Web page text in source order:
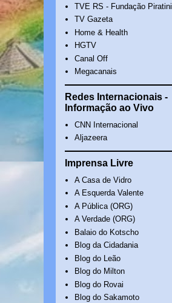
TVE RS - Fundação Piratini
TV Gazeta
Home & Health
HGTV
Canal Off
Megacanais
Redes Internacionais -
Informação ao Vivo
CNN Internacional
Aljazeera
Imprensa Livre
A Casa de Vidro
A Esquerda Valente
A Pública (ORG)
A Verdade (ORG)
Balaio do Kotscho
Blog da Cidadania
Blog do Leão
Blog do Milton
Blog do Rovai
Blog do Sakamoto